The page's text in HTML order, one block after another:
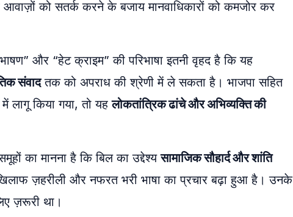
को सतर्क करने के बजाय मानवाधिकारों को कमजोर कर
और “हेट क्राइम” की परिभाषा इतनी वृहद है कि यह
संवादतक को अपराध की श्रेणी में ले सकता है। भाजपा सहित
लागू किया गया, तो यहलोकतांत्रिक ढांचे और अभिव्यक्ति की
का मानना है कि बिल का उद्देश्यसामाजिक सौहार्द और शांति
ज़हरीली और नफरत भरी भाषा का प्रचार बढ़ा हुआ है। उनके
ज़रूरी था।